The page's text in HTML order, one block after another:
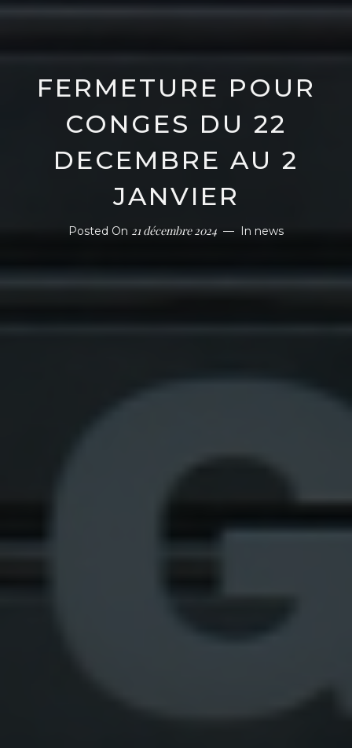
FERMETURE POUR
CONGES DU 22
DECEMBRE AU 2
JANVIER
Posted On 21 décembre 2024 In news